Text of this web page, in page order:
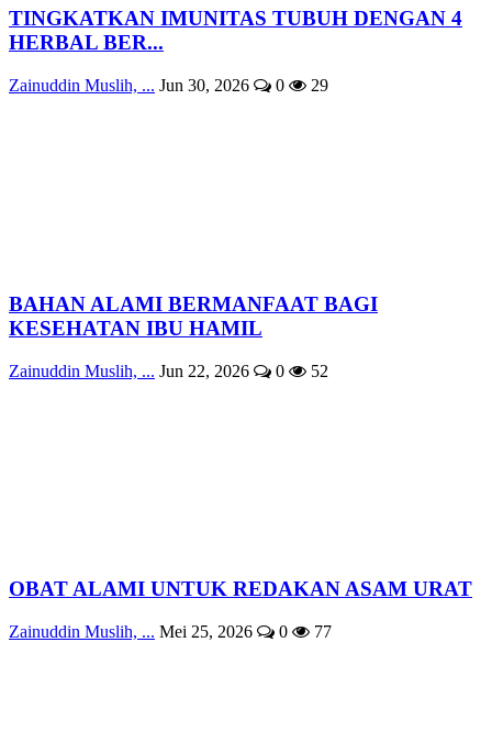
TINGKATKAN IMUNITAS TUBUH DENGAN 4
HERBAL BER...
Zainuddin Muslih, ... Jun 30, 2026 0 29
BAHAN ALAMI BERMANFAAT BAGI
KESEHATAN IBU HAMIL
Zainuddin Muslih, ... Jun 22, 2026 0 52
OBAT ALAMI UNTUK REDAKAN ASAM URAT
Zainuddin Muslih, ... Mei 25, 2026 0 77